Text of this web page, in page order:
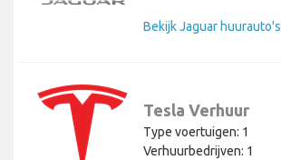
Bekijk Jaguar huurauto's
Tesla Verhuur
Type voertuigen: 1
Verhuurbedrijven: 1